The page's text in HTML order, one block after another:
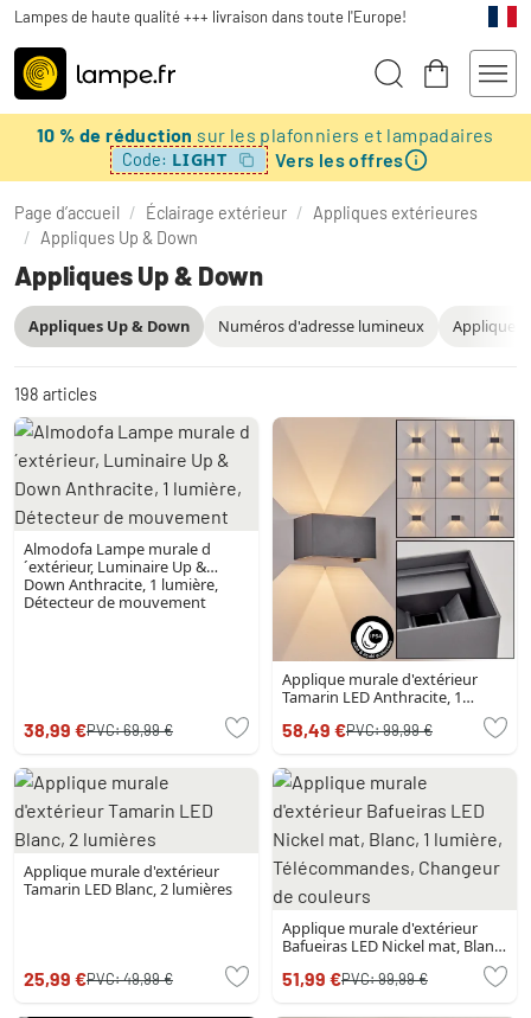
Lampes de haute qualité +++ livraison dans toute l'Europe!
10 % de réduction sur les plafonniers et lampadaires
Code: LIGHT Vers les offres
Page d’accueil / Éclairage extérieur / Appliques extérieures
/ Appliques Up & Down
Appliques Up & Down
Numéros d'adresse lumineux Appliques
Appliques Up & Down
198 articles
Almodofa Lampe murale d
´extérieur, Luminaire Up &
Down Anthracite, 1 lumière,
Détecteur de mouvement
38,99 €PVC:69,99 €
Applique murale d'extérieur
Tamarin LED Anthracite, 1
58,49 €PVC:99,99 €
Applique murale d'extérieur
Tamarin LED Blanc, 2 lumières
25,99 €PVC:49,99 €
Applique murale d'extérieur
Bafueiras LED Nickel mat, Blanc,
Changeur de couleurs
51,99 €PVC:99,99 €